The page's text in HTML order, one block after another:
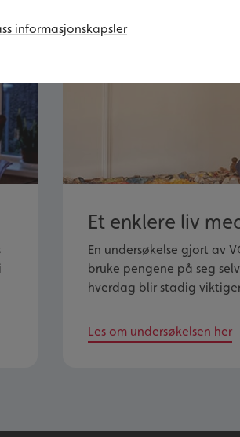
informasjonskapsler
Et enklere liv
En undersøkelse gjort av
bruke pengene på seg
hverdag blir stadig
Les om undersøkelsen her